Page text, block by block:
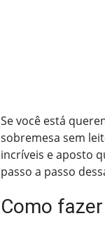
Se você está
sobremesa sem
incríveis e aposto
passo a passo
Como